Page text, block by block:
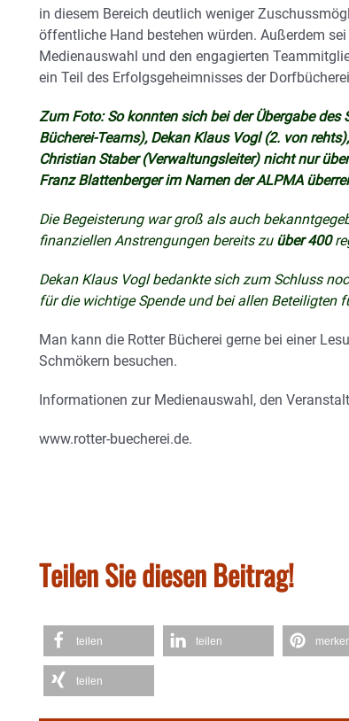
in diesem Bereich deutlich weniger
öffentliche Hand bestehen würden. Außerdem
Medienauswahl und den engagierten
ein Teil des Erfolgsgeheimnisses der
Zum Foto: So konnten sich bei der Übergabe
Bücherei-Teams), Dekan Klaus Vogl (2. von
Christian Staber (Verwaltungsleiter) nicht nur
Franz Blattenberger im Namen der ALPMA
Die Begeisterung war groß als auch
finanziellen Anstrengungen bereits zu über 400
Dekan Klaus Vogl bedankte sich zum Schluss
für die wichtige Spende und bei allen Beteiligten
Man kann die Rotter Bücherei gerne bei einer
Schmökern besuchen.
Informationen zur Medienauswahl, den
www.rotter-buecherei.de.
Teilen Sie diesen Beitrag!
teilen teilen
teilen